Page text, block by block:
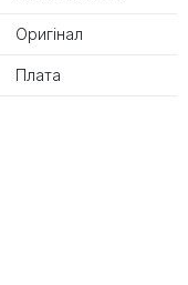
Оригінал
Плата